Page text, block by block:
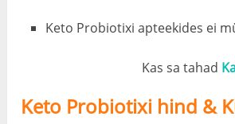
Keto Probiotixi apteekides ei
Kas sa tahad
Keto Probiotixi hind &